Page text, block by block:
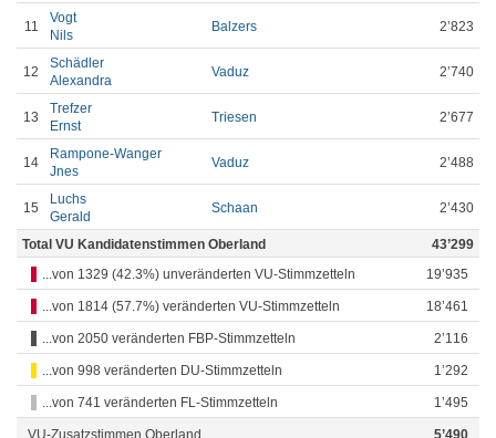
11
Vogt
Nils
Balzers 2’823
12
Schädler
Alexandra
Vaduz 2’740
13
Trefzer
Ernst
Triesen 2’677
14
Rampone-Wanger
Jnes
Vaduz 2’488
15
Luchs
Gerald
Schaan 2’430
Total VU Kandidatenstimmen Oberland
43’299
...von 1329 (42.3%) unveränderten VU-Stimmzetteln
19’935
...von 1814 (57.7%) veränderten VU-Stimmzetteln 18’461
...von 2050 veränderten FBP-Stimmzetteln 2’116
...von 998 veränderten DU-Stimmzetteln 1’292
...von 741 veränderten FL-Stimmzetteln 1’495